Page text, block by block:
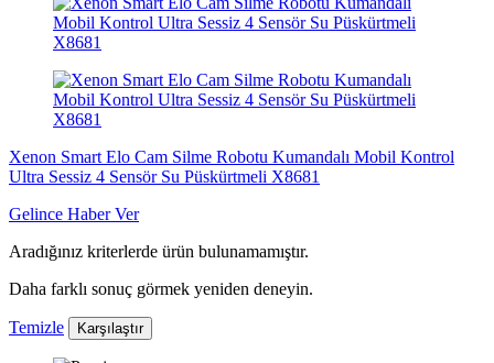
Xenon Smart Elo Cam Silme Robotu Kumandalı Mobil Kontrol
Ultra Sessiz 4 Sensör Su Püskürtmeli X8681
Gelince Haber Ver
Aradığınız kriterlerde ürün bulunamamıştır.
Daha farklı sonuç görmek yeniden deneyin.
Temizle Karşılaştır